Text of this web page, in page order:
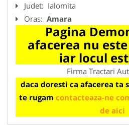
Judet: Ialomita
Oras: Amara
Pagina
afacerea nu
iar locul
Firma Tractari
daca doresti ca afacerea ta
te rugam contacteaza-ne
de aici